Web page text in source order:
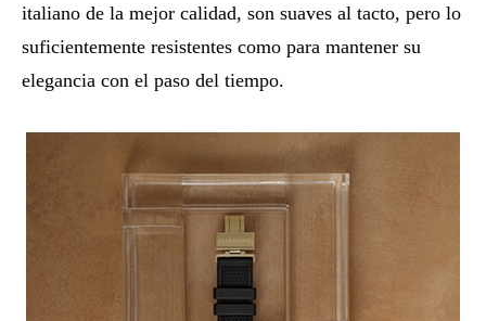
italiano de la mejor calidad, son suaves al tacto, pero lo
suficientemente resistentes como para mantener su
elegancia con el paso del tiempo.